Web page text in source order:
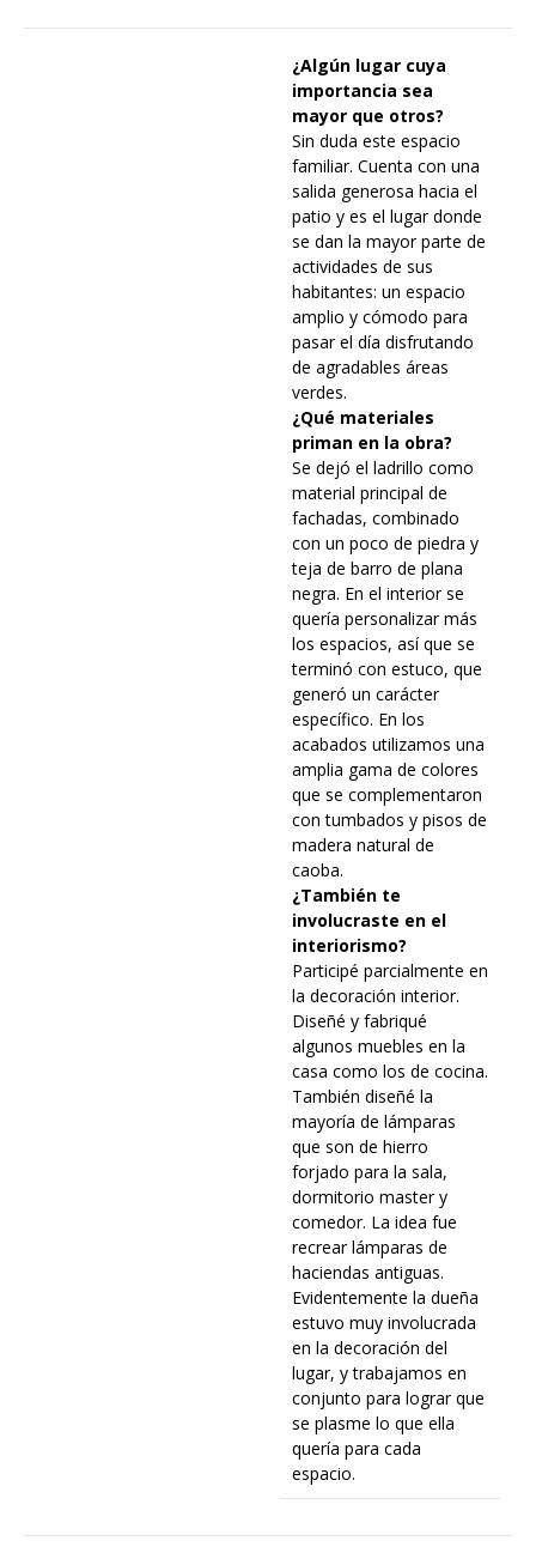
¿Algún lugar cuya
importancia sea
mayor que otros?
Sin duda este espacio
familiar. Cuenta con una
salida generosa hacia el
patio y es el lugar donde
se dan la mayor parte de
actividades de sus
habitantes: un espacio
amplio y cómodo para
pasar el día disfrutando
de agradables áreas
verdes.
¿Qué materiales
priman en la obra?
Se dejó el ladrillo como
material principal de
fachadas, combinado
con un poco de piedra y
teja de barro de plana
negra. En el interior se
quería personalizar más
los espacios, así que se
terminó con estuco, que
generó un carácter
específico. En los
acabados utilizamos una
amplia gama de colores
que se complementaron
con tumbados y pisos de
madera natural de
caoba.
¿También te
involucraste en el
interiorismo?
Participé parcialmente en
la decoración interior.
Diseñé y fabriqué
algunos muebles en la
casa como los de cocina.
También diseñé la
mayoría de lámparas
que son de hierro
forjado para la sala,
dormitorio master y
comedor. La idea fue
recrear lámparas de
haciendas antiguas.
Evidentemente la dueña
estuvo muy involucrada
en la decoración del
lugar, y trabajamos en
conjunto para lograr que
se plasme lo que ella
quería para cada
espacio.